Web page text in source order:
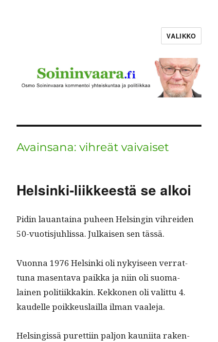
VALIKKO
Avainsana:vihreät vaivaiset
Helsinki-liikkeestä se alkoi
Pidin lauan­taina puheen Helsin­gin vihrei­den
50-vuo­tisjuh­lis­sa. Julkaisen sen tässä.
Vuon­na 1976 Helsin­ki oli nykyiseen ver­rat­
tuna masen­ta­va paik­ka ja niin oli suo­ma­
lainen poli­ti­ikkakin. Kekko­nen oli valit­tu 4.
kaudelle poikkeuslail­la ilman vaaleja.
Helsingis­sä puret­ti­in paljon kau­ni­ita raken­